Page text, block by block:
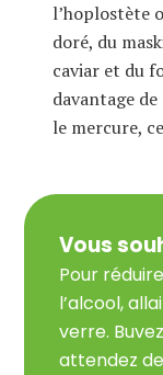
l’hoplostète
doré, du
caviar et du
davantage
le mercure,
Vous
Pour
l’alcool,
verre.
attendez